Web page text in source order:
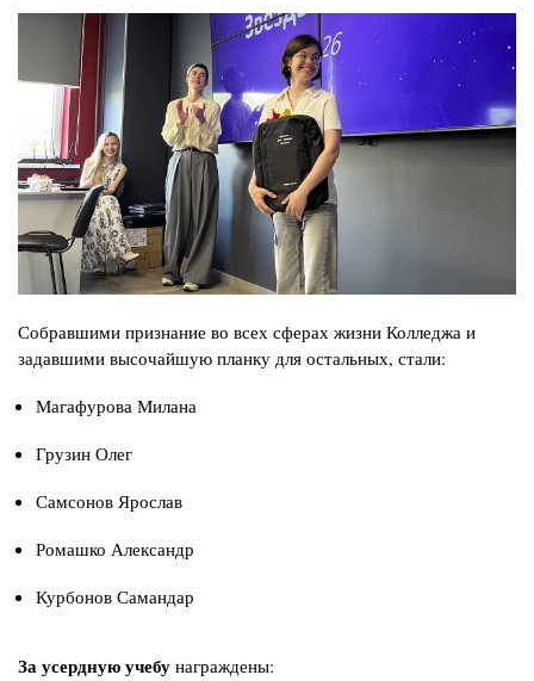
Изображение
Собравшими признание во всех сферах жизни Колледжа и
задавшими высочайшую планку для остальных, стали:
Магафурова Милана
Грузин Олег
Самсонов Ярослав
Ромашко Александр
Курбонов Самандар
За усердную учебу награждены: